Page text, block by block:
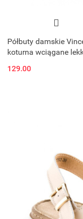
Półbuty damskie
koturna wciągane
129.00